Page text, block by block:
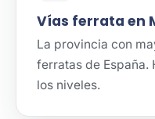
Vías ferrata en
La provincia con
ferratas de España.
los niveles.